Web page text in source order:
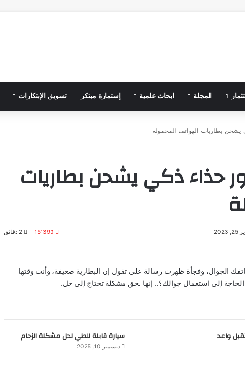
المجلة ابحاث علمية إستمارة مبتكر تسويق الإبتكارات
بطاريات الهواتف المحمولة
ذكي يشحن بطاريات
15٬393
الجوال، وفجأة ظهرت رسالة على تقول إن البطارية ضعيفة، وأنت وقتها
إلى استعمال جوالك؟.. إنها بحق مشكلة تحتاج إلى حل.
واعد
سيارة قابلة للطي لحل مشكلة الزحام
ديسمبر 10, 2025